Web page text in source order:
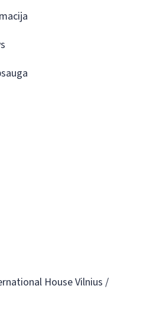
House Vilnius /